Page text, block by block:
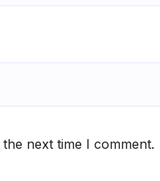
next time I comment.